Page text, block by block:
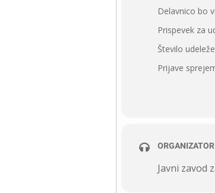
Delavnico bo
Prispevek za
Število
Prijave
ORGANIZATOR
Javni zavod